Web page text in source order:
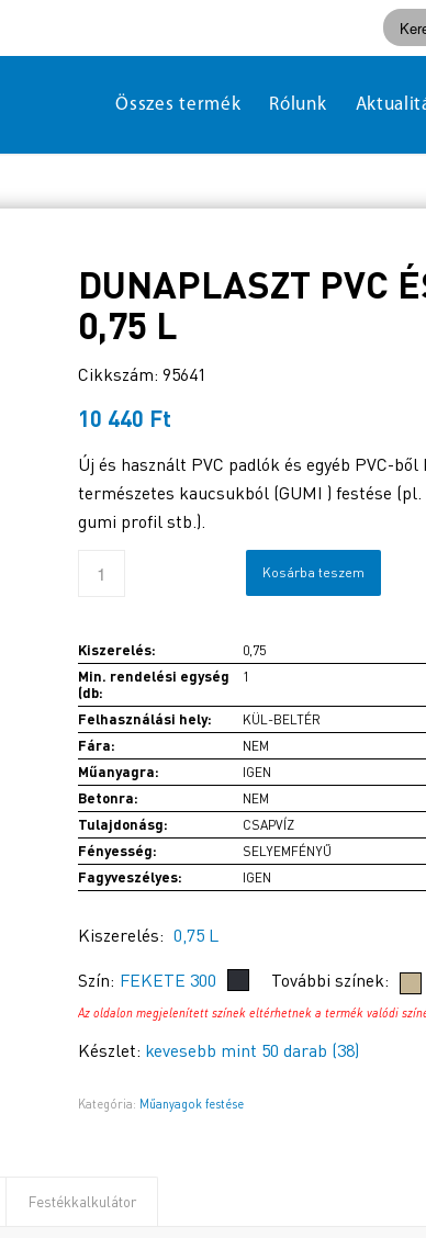
Összes termék Rólunk
DUNAPLASZT PVC
0,75 L
Cikkszám: 95641
10 440 Ft
Új és használt PVC padlók és egyéb PVC-
természetes kaucsukból (GUMI ) festése
gumi profil stb.).
Kosárba teszem
Kiszerelés: 0,75
Min. rendelési egység
(db:
1
Felhasználási hely: KÜL-BELTÉR
Fára: NEM
Műanyagra: IGEN
Betonra: NEM
Tulajdonásg: CSAPVÍZ
Fényesség: SELYEMFÉNYŰ
Fagyveszélyes: IGEN
Kiszerelés: 0,75 L
Szín: FEKETE 300 További színek:
Az oldalon megjelenített színek eltérhetnek a termék valódi
Készlet: kevesebb mint 50 darab (38)
Kategória: Műanyagok festése
Festékkalkulátor